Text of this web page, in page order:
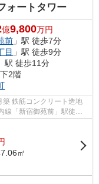
ォートタワー
億9,800万円
前 」駅 徒歩7分
目 」駅 徒歩9分
」駅 徒歩11分
2階
㎡